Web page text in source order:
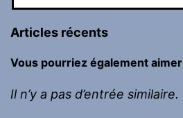
Articles récents
Vous pourriez également aimer
Il n’y a pas d’entrée similaire.